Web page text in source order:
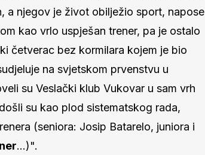
a njegov je život obilježio sport, napose
kao vrlo uspješan trener, pa je ostalo
četverac bez kormilara kojem je bio
na svjetskom prvenstvu u
su Veslački klub Vukovar u sam vrh
su kao plod sistematskog rada,
(seniora: Josip Batarelo, juniora i
…)".